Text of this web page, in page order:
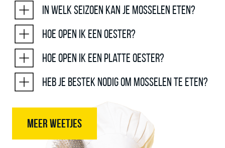
In welk seizoen kan je mosselen eten?
Hoe open ik een oester?
Hoe open ik een platte oester?
Heb je bestek nodig om mosselen te eten?
MEER WEETJES